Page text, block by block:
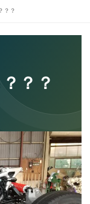
？？
？？